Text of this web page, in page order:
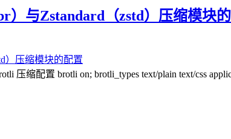
与Zstandard（zstd）压缩模块
缩配置 brotli on; brotli_types text/plain text/css